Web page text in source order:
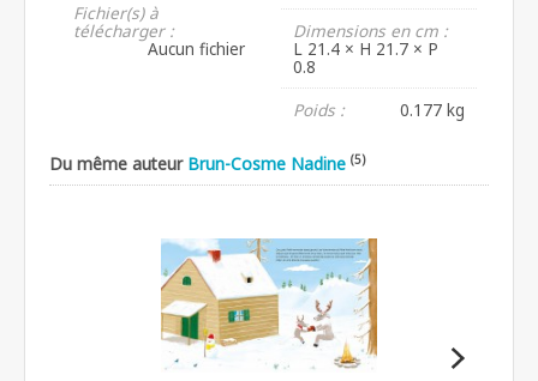
Fichier(s) à
télécharger :
Aucun fichier
Dimensions en cm :
L 21.4 × H 21.7 × P
0.8
Poids :
0.177 kg
Du même auteur Brun-Cosme Nadine (5)